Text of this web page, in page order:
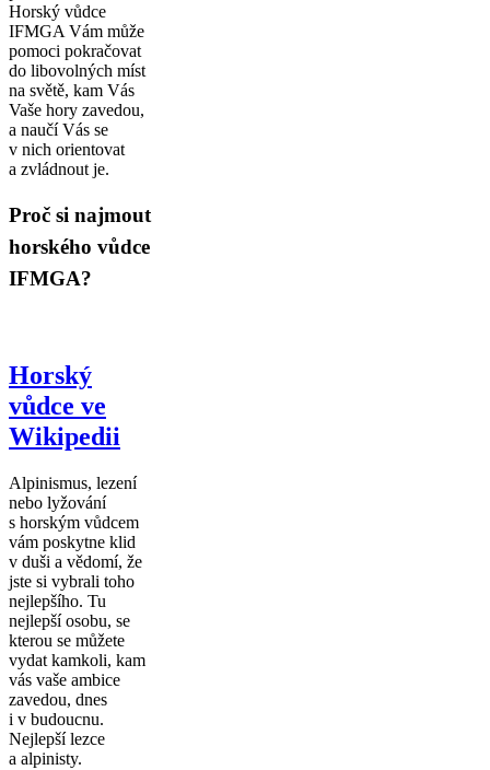
Horský vůdce
IFMGA Vám může
pomoci pokračovat
do libovolných míst
na světě, kam Vás
Vaše hory zavedou,
a naučí Vás se
v nich orientovat
a zvládnout je.
Proč si najmout
horského vůdce
IFMGA?
Horský
vůdce ve
Wikipedii
Alpinismus, lezení
nebo lyžování
s horským vůdcem
vám poskytne klid
v duši a vědomí, že
jste si vybrali toho
nejlepšího. Tu
nejlepší osobu, se
kterou se můžete
vydat kamkoli, kam
vás vaše ambice
zavedou, dnes
i v budoucnu.
Nejlepší lezce
a alpinisty.